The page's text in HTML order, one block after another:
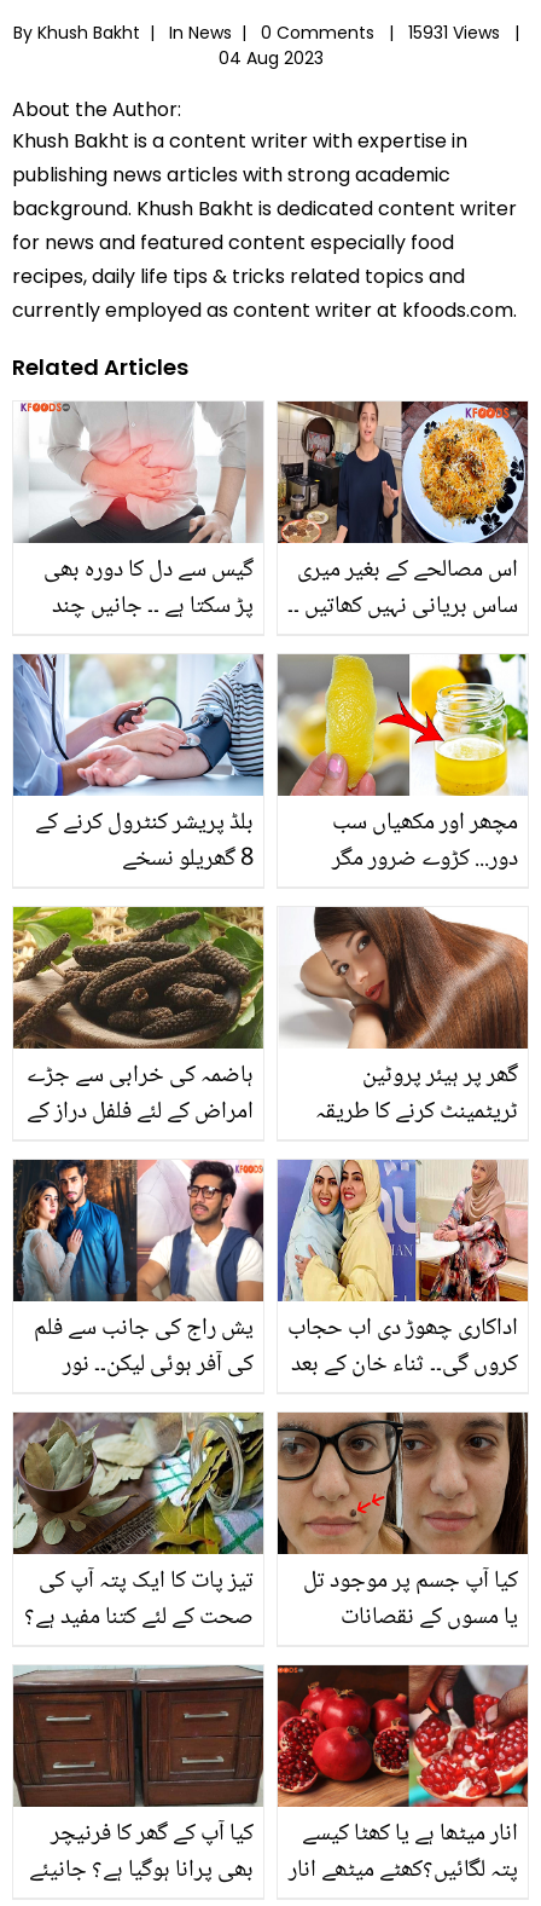
By Khush Bakht | In News | 0 Comments |
15931 Views |
04 Aug 2023
About the Author:
Khush Bakht is a content writer with expertise in
publishing news articles with strong academic
background. Khush Bakht is dedicated content writer
for news and featured content especially food
recipes, daily life tips & tricks related topics and
currently employed as content writer at kfoods.com.
Related Articles
گیس سے دل کا دورہ بھی
پڑ سکتا ہے ۔۔ جانیں چند
اور معدے کی گرمی سے
چھٹکارا حاصل کرنے کا
آسان طریقہ
اس مصالحے کے بغیر میری
ساس بریانی نہیں کھاتیں ۔۔
مصالحہ گھر میں کیسے
بنایا جاتا ہے؟ ویڈیو
بلڈ پریشر کنٹرول کرنے کے
8 گھریلو نسخے
مچھر اور مکھیاں سب
دور... کڑوے ضرور مگر
چھلکے جمع کریں اور بے
شمار فائدے مفت پائيں
ہاضمہ کی خرابی سے جڑے
امراض کے لئے فلفل دراز کے
بھی استعمال کئے بغیر نہیں
رہ سکیں گے
گھر پر ہیئر پروٹین
ٹریٹمینٹ کرنے کا طریقہ
یش راج کی جانب سے فلم
کی آفر ہوئی لیکن۔۔ نور
والے علی رضا کو پیشکش
کے باوجود فلم کیوں نہ
ملی؟
اداکاری چھوڑ دی اب حجاب
کروں گی۔۔ ثناء خان کے بعد
شوبز چھوڑ دیا! مزید کیا
کہا؟
تیز پات کا ایک پتہ آپ کی
صحت کے لئے کتنا مفید ہے؟
فوائد جو آپ کی بھی کئی
بیماریوں کے لیے مفید ثابت
ہوسکتے ہیں
کیا آپ جسم پر موجود تل
یا مسوں کے نقصانات
بھی ثابت ہوسکتے ہیں
کیا آپ کے گھر کا فرنیچر
بھی پرانا ہوگیا ہے؟ جانیئے
انار میٹھا ہے یا کھٹا کیسے
پتہ لگائیں؟کھٹے میٹھے انار